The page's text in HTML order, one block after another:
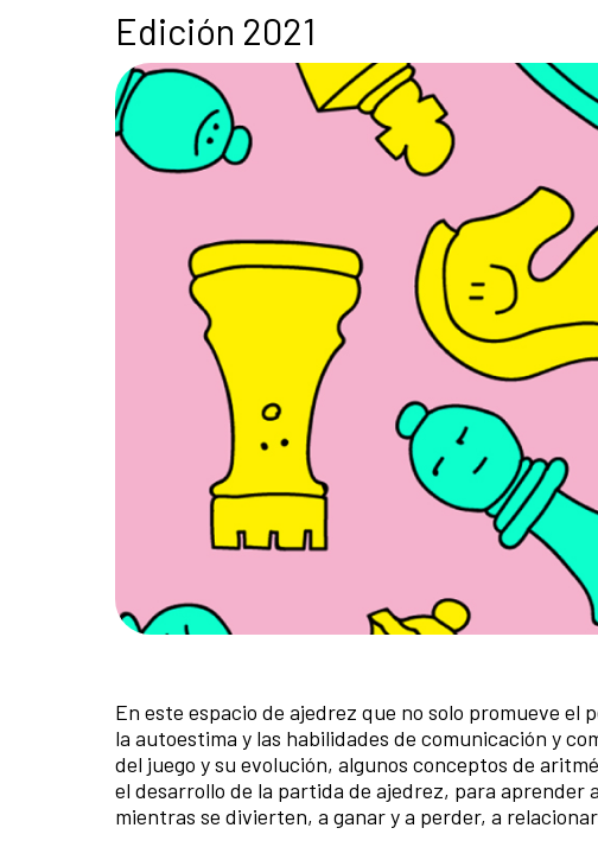
Edición 2021
En este espacio de ajedrez que no solo promueve
la autoestima y las habilidades de comunicación y
del juego y su evolución, algunos conceptos de
el desarrollo de la partida de ajedrez, para
mientras se divierten, a ganar y a perder, a